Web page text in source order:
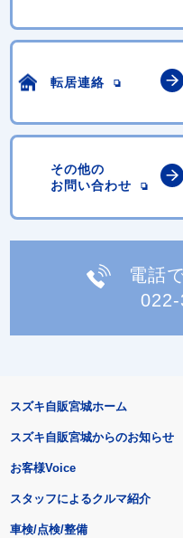
転居連絡
その他の
お問い合わせ
電話
スズキ自販宮城ホーム
スズキ自販宮城からのお知らせ
お客様Voice
スタッフによるクルマ紹介
車検/点検/整備